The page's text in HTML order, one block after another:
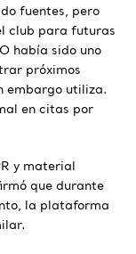
fuentes, pero
club para futuras
había sido uno
próximos
embargo utiliza.
en citas por
y material
que durante
la plataforma